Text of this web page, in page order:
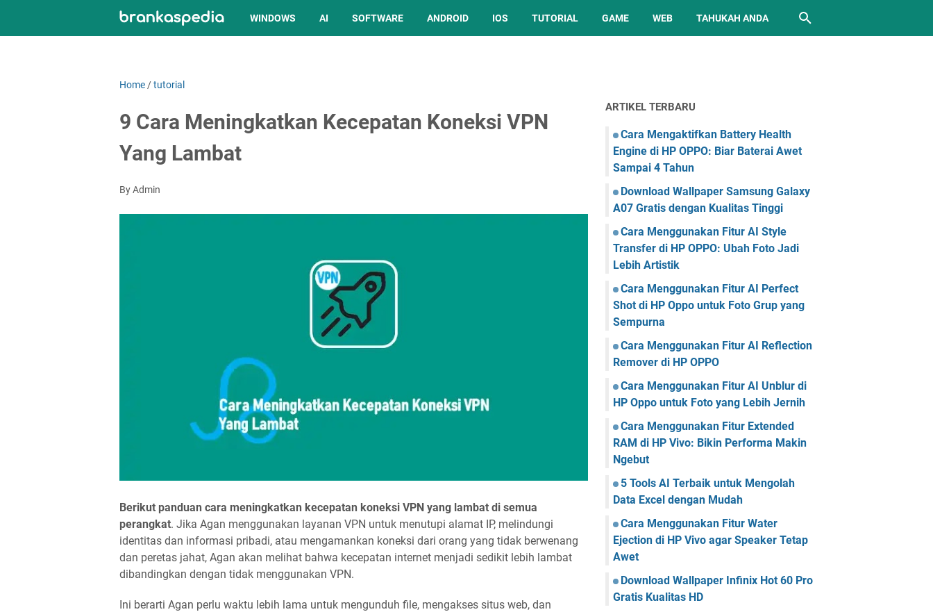
WINDOWS AI SOFTWARE ANDROID IOS TUTORIAL GAME WEB TAHUKAH ANDA
Home /tutorial
9 Cara Meningkatkan Kecepatan Koneksi VPN
Yang Lambat
By Admin
Berikut panduan cara meningkatkan kecepatan koneksi VPN yang lambat di semua
perangkat. Jika Agan menggunakan layanan VPN untuk menutupi alamat IP, melindungi
identitas dan informasi pribadi, atau mengamankan koneksi dari orang yang tidak berwenang
dan peretas jahat, Agan akan melihat bahwa kecepatan internet menjadi sedikit lebih lambat
dibandingkan dengan tidak menggunakan VPN.
Ini berarti Agan perlu waktu lebih lama untuk mengunduh file, mengakses situs web, dan
ARTIKEL TERBARU
Cara Mengaktifkan Battery Health
Engine di HP OPPO: Biar Baterai Awet
Sampai 4 Tahun
Download Wallpaper Samsung Galaxy
A07 Gratis dengan Kualitas Tinggi
Cara Menggunakan Fitur AI Style
Transfer di HP OPPO: Ubah Foto Jadi
Lebih Artistik
Cara Menggunakan Fitur AI Perfect
Shot di HP Oppo untuk Foto Grup yang
Sempurna
Cara Menggunakan Fitur AI Reflection
Remover di HP OPPO
Cara Menggunakan Fitur AI Unblur di
HP Oppo untuk Foto yang Lebih Jernih
Cara Menggunakan Fitur Extended
RAM di HP Vivo: Bikin Performa Makin
Ngebut
5 Tools AI Terbaik untuk Mengolah
Data Excel dengan Mudah
Cara Menggunakan Fitur Water
Ejection di HP Vivo agar Speaker Tetap
Awet
Download Wallpaper Infinix Hot 60 Pro
Gratis Kualitas HD